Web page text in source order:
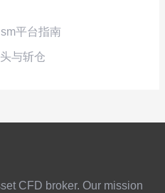
平台指南
与斩仓
CFD broker. Our mission